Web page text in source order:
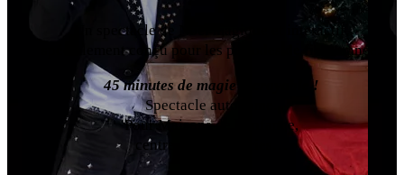
Un spectacle de Noël magique et interactif,
spécialement conçu pour les périodes de fin d’année.
45 minutes de magie incroyable !
Spectacle autonome.
Pour Maisons de l’enfance,
centres aérés, mairies…